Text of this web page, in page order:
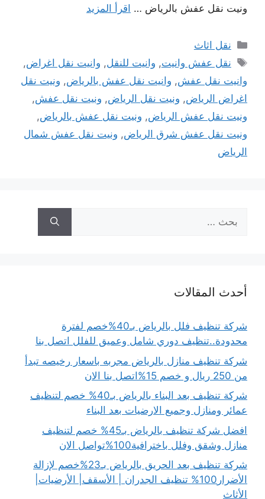
ونيت نقل عفش بالرياض … اقرأ المزيد
التصنيفات
نقل اثاث
الوسوم
نقل عفش وانيت, وانيت للنقل, وانيت نقل اغراض,
وانيت نقل عفش, وانيت نقل عفش بالرياض, ونيت نقل
اغراض الرياض, ونيت نقل الرياض, ونيت نقل عفش,
ونيت نقل عفش الرياض, ونيت نقل عفش بالرياض,
ونيت نقل عفش شرق الرياض, ونيت نقل عفش شمال
الرياض
عن:
أحدث المقالات
شركة تنظيف فلل بالرياض بـ40%خصم لفترة
محدودة..تنظيف دوري شامل وعميق للفلل اتصل بنا
شركة تنظيف منازل بالرياض مجربه باسعار رخيصه تبدأ
من 250 ريال و خصم 15%اتصل بنا الان
شركة تنظيف بعد البناء بالرياض بـ40% خصم لتنظيف
عمائر ومنازل وجميع الارضيات بعد البناء
افضل شركة تنظيف بالرياض بـ45% خصم لتنظيف
منازل وشقق وفلل باخترافية100%تواصل الان
شركة تنظيف بعد الحريق بالرياض بـ23%خصم لإزالة
الأضرار100% تنظيف الجدران | الأسقف| الأرضيات|
الأثاث